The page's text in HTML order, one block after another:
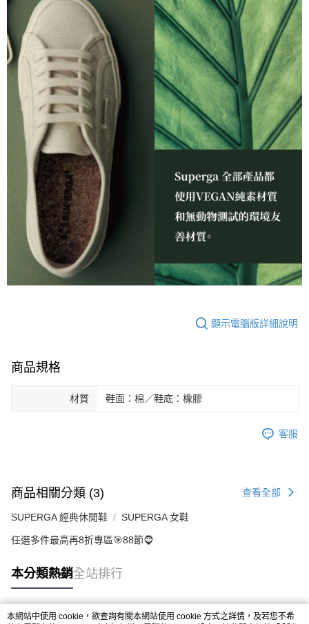
顯示電腦版詳細說明
商品規格
材質 鞋面：棉／鞋底：橡膠
客服
商品相關分類 (3) 查看全部
SUPERGA 經典休閒鞋 SUPERGA 女鞋
任選多件最高再8折專區🎯88節🧔
本分類熱銷全站排行
本網站中使用 cookie，欲查詢有關本網站使用 cookie 方式之詳情，及若您不希